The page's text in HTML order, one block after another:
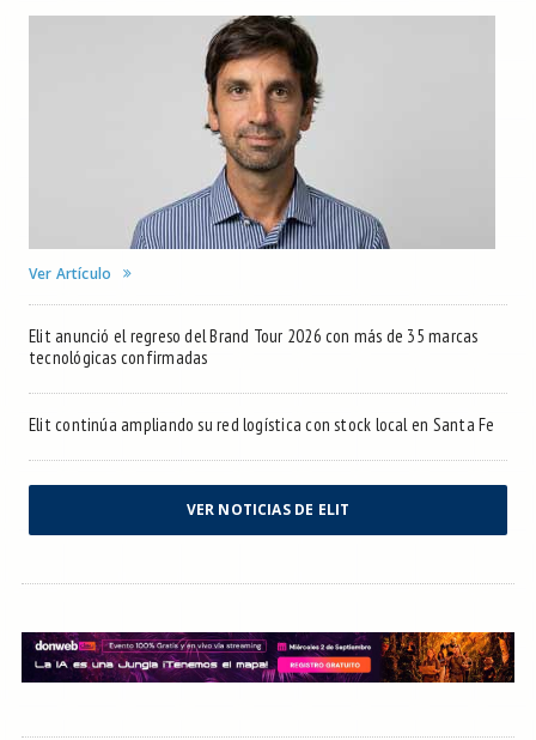
Ver Artículo
Elit anunció el regreso del Brand Tour 2026 con más de 35 marcas
tecnológicas confirmadas
Elit continúa ampliando su red logística con stock local en Santa Fe
VER NOTICIAS DE ELIT